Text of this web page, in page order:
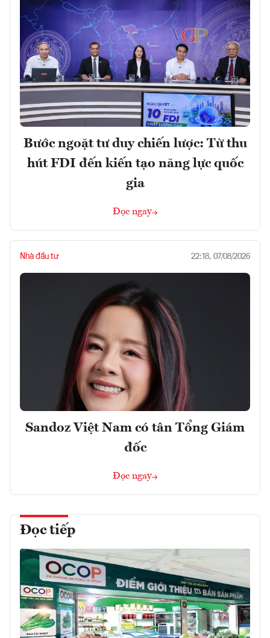
Bước ngoặt tư duy chiến lược: Từ thu
hút FDI đến kiến tạo năng lực quốc
gia
Đọc ngay
Nhà đầu tư 22:18, 07/08/2026
Sandoz Việt Nam có tân Tổng Giám
đốc
Đọc ngay
Đọc tiếp